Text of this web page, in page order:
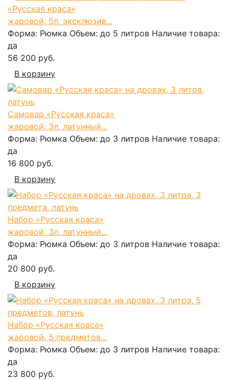
«Русская краса»
жаровой, 5л, эксклюзив...
Форма: Рюмка Объем: до 5 литров Наличие товара:
да
56 200 руб.
В корзину
Самовар «Русская краса»
жаровой, 3л, латунный...
Форма: Рюмка Объем: до 3 литров Наличие товара:
да
16 800 руб.
В корзину
Набор «Русская краса»
жаровой, 3л, латунный...
Форма: Рюмка Объем: до 3 литров Наличие товара:
да
20 800 руб.
В корзину
Набор «Русская краса»
жаровой, 5 предметов...
Форма: Рюмка Объем: до 3 литров Наличие товара:
да
23 800 руб.